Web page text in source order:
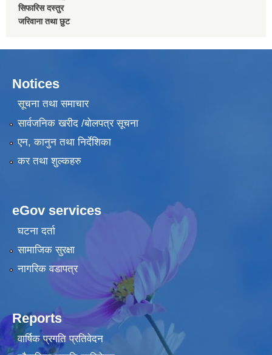
सिफारिस दस्तुर
जरिवाना तथा छुट
Notices
सूचना तथा समाचार
सार्वजनिक खरीद /बोलपत्र सूचना
एन, कानुन तथा निर्देशिका
कर तथा शुल्कहरु
eGov services
घटना दर्ता
सामाजिक सुरक्षा
नागरिक वडापत्र
Reports
वार्षिक प्रगति प्रतिवेदन